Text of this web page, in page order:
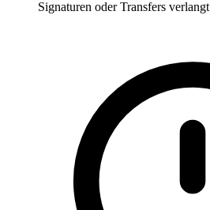
Signaturen oder Transfers verlangt